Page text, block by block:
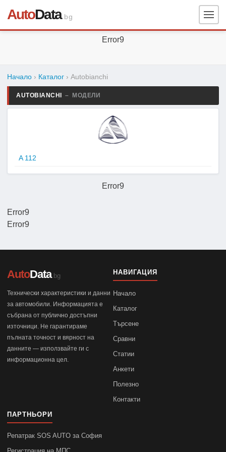
AutoData.bg
Error9
Error9
Начало › Каталог › Autobianchi
AUTOBIANCHI – МОДЕЛИ
A 112
Error9
Error9
AutoData.bg
Технически характеристики и данни
за автомобили. Информацията е
събрана от публично достъпни
източници. Не гарантираме
пълната точност и вярност на
данните — използвайте ги с
информационна цел.
НАВИГАЦИЯ
Начало
Каталог
Търсене
Сравни
Статии
Анкети
Полезно
Контакти
ПАРТНЬОРИ
Репатрак SOS AUTO за София